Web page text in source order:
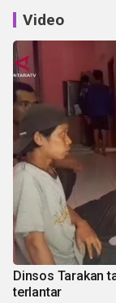
Video
Dinsos Tarakan
terlantar